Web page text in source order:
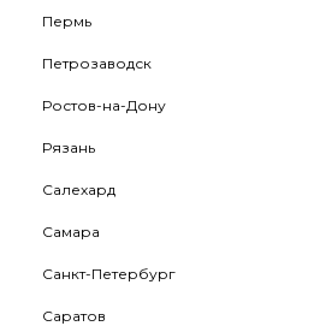
Пермь
Петрозаводск
Ростов-на-Дону
Рязань
Салехард
Самара
Санкт-Петербург
Саратов